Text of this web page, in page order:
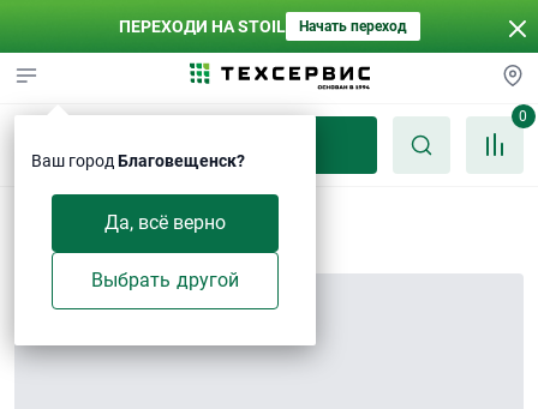
ПЕРЕХОДИ НА STOIL Начать переход
Ваш город Благовещенск?
Да, всё верно
Выбрать другой
0
Болт M10×30-Zn